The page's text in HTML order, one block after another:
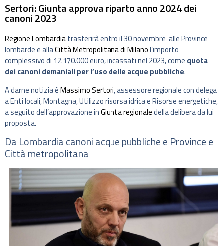
Sertori: Giunta approva riparto anno 2024 dei
canoni 2023
Regione Lombardiatrasferirà entro il 30 novembre alle Province
lombarde e allaCittà Metropolitana di Milanol’importo
complessivo di 12.170.000 euro, incassati nel 2023, come quota
dei canoni demaniali per l’uso delle acque pubbliche.
A darne notizia èMassimo Sertori, assessore regionale con delega
a Enti locali, Montagna, Utilizzo risorsa idrica e Risorse energetiche,
a seguito dell’approvazione inGiunta regionaledella delibera da lui
proposta.
Da Lombardia canoni acque pubbliche e Province e
Città metropolitana